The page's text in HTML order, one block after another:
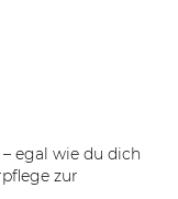
egal wie du dich
zur